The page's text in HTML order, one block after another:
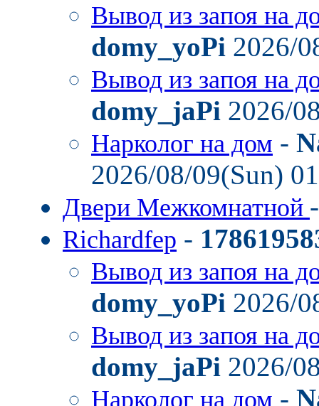
Вывод из запоя на
domy_yoPi 2026/
Вывод из запоя на
domy_jaPi 2026/
Нарколог на дом -
2026/08/09(Sun)
Двери Межкомнатной
Richardfep -
Вывод из запоя на
domy_yoPi 2026/
Вывод из запоя на
domy_jaPi 2026/
Нарколог на дом -